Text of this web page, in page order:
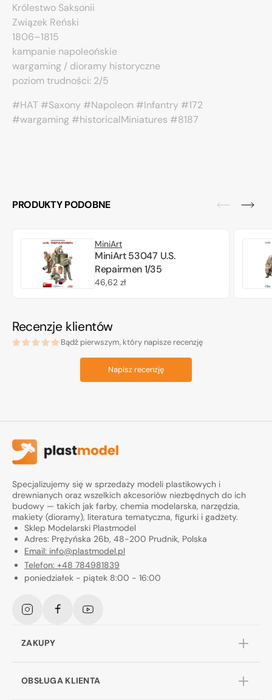
Królestwo Saksonii
Związek Reński
1806–1815
kampanie napoleońskie
wargaming / dioramy historyczne
poziom trudności: 2/5
#HAT #Saxony #Napoleon #Infantry #172
#wargaming #historicalMiniatures #8187
PRODUKTY PODOBNE
MiniArt
MiniArt 53047 U.S.
Repairmen 1/35
Cena
46,62 zł
Recenzje klientów
Bądź pierwszym, który napisze recenzję
Napisz recenzję
Specjalizujemy się w sprzedaży modeli plastikowych i
drewnianych oraz wszelkich akcesoriów niezbędnych do ich
budowy — takich jak farby, chemia modelarska, narzędzia,
makiety (dioramy), literatura tematyczna, figurki i gadżety.
Sklep Modelarski Plastmodel
Adres: Prężyńska 26b, 48-200 Prudnik, Polska
Email: info@plastmodel.pl
Telefon: +48 784981839
poniedziałek - piątek 8:00 - 16:00
InstagramFacebookYouTube
ZAKUPY
OBSŁUGA KLIENTA